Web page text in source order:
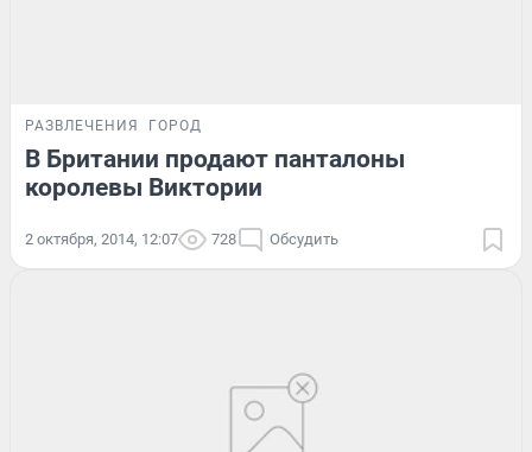
РАЗВЛЕЧЕНИЯ ГОРОД
В Британии продают панталоны
королевы Виктории
2 октября, 2014, 12:07 728 Обсудить